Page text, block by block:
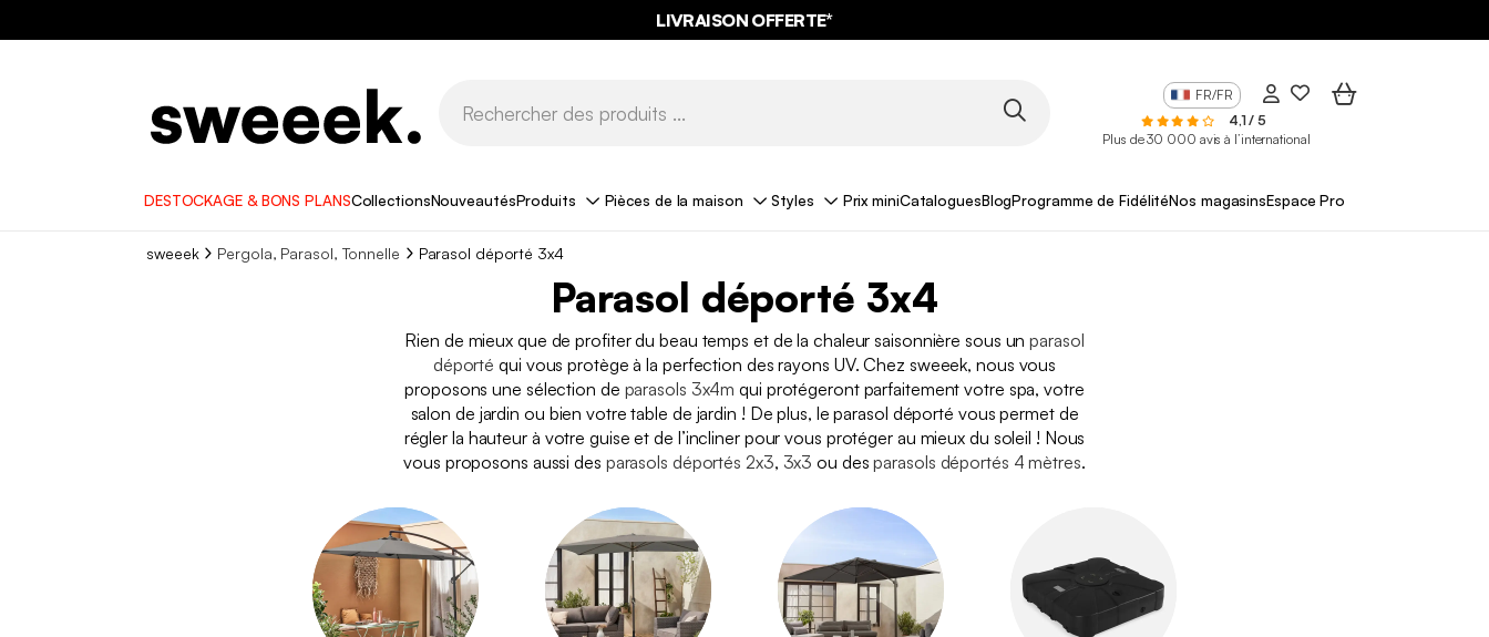
LIVRAISON OFFERTE*
FR/FR
4,1 / 5
Plus de 30 000 avis à l’international
DESTOCKAGE & BONS PLANSCollectionsNouveautésProduits Pièces de la maison Styles Prix miniCataloguesBlogProgramme de FidélitéNos magasinsEspace Pro
sweeek Pergola, Parasol, Tonnelle Parasol déporté 3x4
Parasol déporté 3x4
Rien de mieux que de profiter du beau temps et de la chaleur saisonnière sous unparasol
déporté qui vous protège à la perfection des rayons UV. Chez sweeek, nous vous
proposons une sélection de parasols 3x4m qui protégeront parfaitement votre spa, votre
salon de jardin ou bien votre table de jardin ! De plus, le parasol déporté vous permet de
régler la hauteur à votre guise et de l’incliner pour vous protéger au mieux du soleil ! Nous
vous proposons aussi des parasols déportés 2x3, 3x3 ou desparasols déportés 4 mètres.